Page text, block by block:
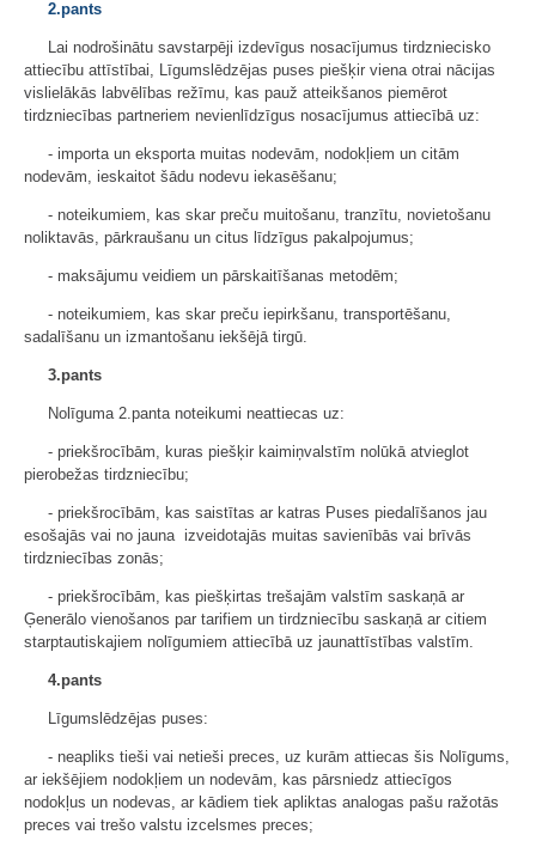
2.pants
Lai nodrošinātu savstarpēji izdevīgus nosacījumus tirdzniecisko
attiecību attīstībai, Līgumslēdzējas puses piešķir viena otrai nācijas
vislielākās labvēlības režīmu, kas pauž atteikšanos piemērot
tirdzniecības partneriem nevienlīdzīgus nosacījumus attiecībā uz:
- importa un eksporta muitas nodevām, nodokļiem un citām
nodevām, ieskaitot šādu nodevu iekasēšanu;
- noteikumiem, kas skar preču muitošanu, tranzītu, novietošanu
noliktavās, pārkraušanu un citus līdzīgus pakalpojumus;
- maksājumu veidiem un pārskaitīšanas metodēm;
- noteikumiem, kas skar preču iepirkšanu, transportēšanu,
sadalīšanu un izmantošanu iekšējā tirgū.
3.pants
Nolīguma 2.panta noteikumi neattiecas uz:
- priekšrocībām, kuras piešķir kaimiņvalstīm nolūkā atvieglot
pierobežas tirdzniecību;
- priekšrocībām, kas saistītas ar katras Puses piedalīšanos jau
esošajās vai no jauna izveidotajās muitas savienībās vai brīvās
tirdzniecības zonās;
- priekšrocībām, kas piešķirtas trešajām valstīm saskaņā ar
Ģenerālo vienošanos par tarifiem un tirdzniecību saskaņā ar citiem
starptautiskajiem nolīgumiem attiecībā uz jaunattīstības valstīm.
4.pants
Līgumslēdzējas puses:
- neapliks tieši vai netieši preces, uz kurām attiecas šis Nolīgums,
ar iekšējiem nodokļiem un nodevām, kas pārsniedz attiecīgos
nodokļus un nodevas, ar kādiem tiek apliktas analogas pašu ražotās
preces vai trešo valstu izcelsmes preces;